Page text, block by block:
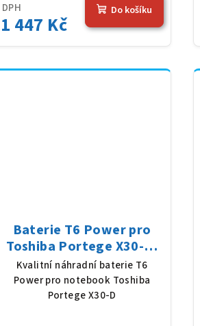
DPH
1 447 Kč
Do košíku
Baterie T6 Power pro
Toshiba Portege X30-D,
Li-Poly, 11,4 V, 4080 mAh
(48 Wh), černá
Kvalitní náhradní baterie T6
Power pro notebook Toshiba
Portege X30-D